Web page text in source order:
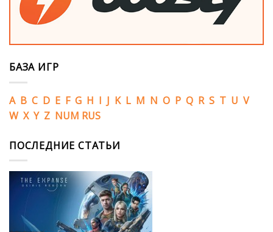
БАЗА ИГР
A B C D E F G H I J K L M N O P Q R S T U V
W X Y Z NUM RUS
ПОСЛЕДНИЕ СТАТЬИ